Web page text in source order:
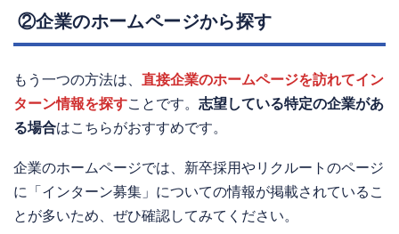
②企業のホームページから探す
もう一つの方法は、 直接企業のホームページを訪れてイン
ターン情報を探すことです。 志望している特定の企業があ
る場合はこちらがおすすめです。
企業のホームページでは、新卒採用やリクルートのページ
に「インターン募集」についての情報が掲載されているこ
とが多いため、ぜひ確認してみてください。